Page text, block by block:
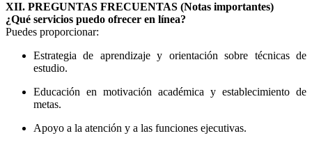
XII. PREGUNTAS FRECUENTAS (Notas importantes)
¿Qué servicios puedo ofrecer en línea?
Puedes proporcionar:
Estrategia de aprendizaje y orientación sobre técnicas de
estudio.
Educación en motivación académica y establecimiento de
metas.
Apoyo a la atención y a las funciones ejecutivas.